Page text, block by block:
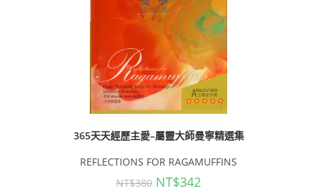
365天天經歷主愛–屬靈大師曼寧精選集
REFLECTIONS FOR RAGAMUFFINS
NT$380 NT$342